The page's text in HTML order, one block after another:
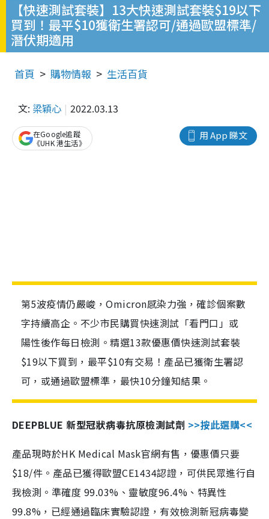
【快速測試套裝】13大快速測試套裝$19以下
買到！最平$10獲衛生署認可/通過歐盟標準/
潛伏期適用
首頁 購物情報 生活百貨
文: 梁穎心 2022.03.13
用 App 睇文
在Google追蹤
《UHK 港生活》
第5波疫情仍嚴峻，Omicron感染力強，確診個案數
字持續高企。不少市民購買快速測試「看門口」或
陽性後作每日檢測。精選13款優惠價快速測試套裝
$19以下買到，最平$10有交易！產品已獲衛生署認
可，或通過歐盟標準，最快10分鐘知結果。
DEEPBLUE 新型冠狀病毒抗原檢測試劑 >>按此選購<<
產品現時於HK Medical Mask官網有售，優惠價只要
$18/件。產品已獲得歐盟CE1434認證，可供民眾進行自
我檢測。準確度 99.03%、靈敏度96.4%、特異性
99.8%，已經通過臨床實驗認證，有效檢測新冠病毒變